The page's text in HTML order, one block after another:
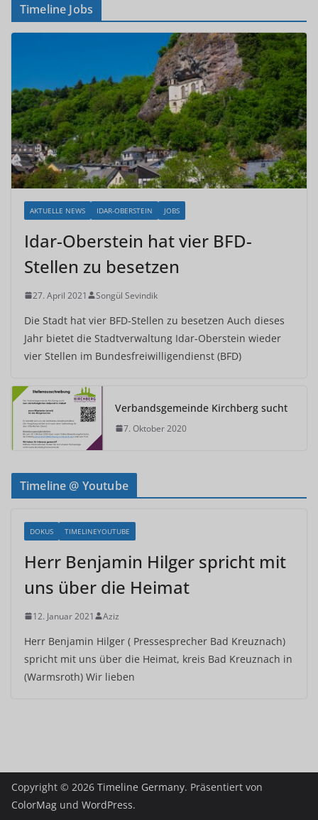
Timeline Jobs
AKTUELLE NEWS IDAR-OBERSTEIN JOBS
Idar-Oberstein hat vier BFD-
Stellen zu besetzen
27. April 2021 Songül Sevindik
Die Stadt hat vier BFD-Stellen zu besetzen Auch dieses
Jahr bietet die Stadtverwaltung Idar-Oberstein wieder
vier Stellen im Bundesfreiwilligendienst (BFD)
Verbandsgemeinde Kirchberg sucht
7. Oktober 2020
Timeline @ Youtube
DOKUS TIMELINEYOUTUBE
Herr Benjamin Hilger spricht mit
uns über die Heimat
12. Januar 2021 Aziz
Herr Benjamin Hilger ( Pressesprecher Bad Kreuznach)
spricht mit uns über die Heimat, kreis Bad Kreuznach in
(Warmsroth) Wir lieben
Copyright © 2026 Timeline Germany. Präsentiert von
ColorMag und WordPress.